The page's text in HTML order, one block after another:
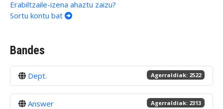
Erabiltzaile-izena ahaztu zaizu?
Sortu kontu bat
Bandes
Dept. Agerraldiak: 2522
Answer Agerraldiak: 2313